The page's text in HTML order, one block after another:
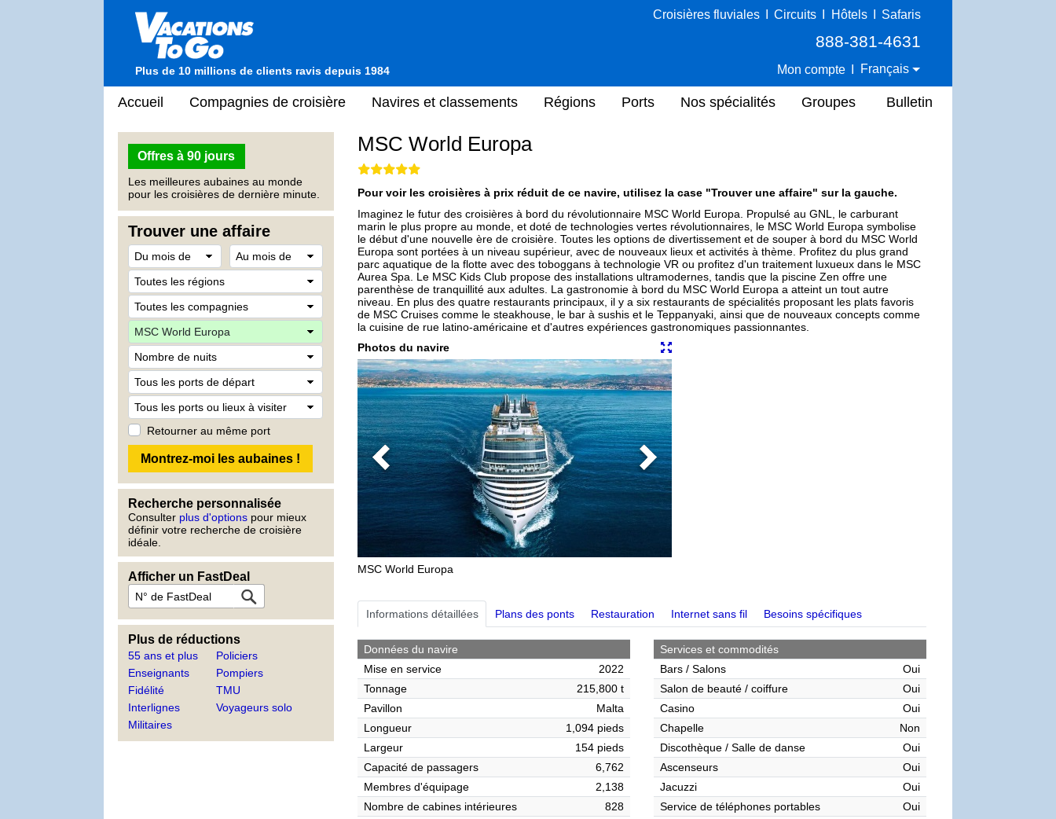
Plus de 10 millions de clients ravis depuis 1984
Croisières fluviales Circuits Hôtels Safaris
888-381-4631
Mon compte Français
Accueil Compagnies de croisière Navires et classements Régions Ports Nos spécialités Groupes Bulletin
Offres à 90 jours
Les meilleures aubaines au monde
pour les croisières de dernière minute.
Trouver une affaire
Retourner au même port
Recherche personnalisée
Consulter plus d'options pour mieux
définir votre recherche de croisière
idéale.
Afficher un FastDeal
Plus de réductions
55 ans et plus
Enseignants
Fidélité
Interlignes
Militaires
Policiers
Pompiers
TMU
Voyageurs solo
MSC World Europa
Pour voir les croisières à prix réduit de ce navire, utilisez la case "Trouver une affaire" sur la gauche.
Imaginez le futur des croisières à bord du révolutionnaire MSC World Europa. Propulsé au GNL, le carburant
marin le plus propre au monde, et doté de technologies vertes révolutionnaires, le MSC World Europa symbolise
le début d'une nouvelle ère de croisière. Toutes les options de divertissement et de souper à bord du MSC World
Europa sont portées à un niveau supérieur, avec de nouveaux lieux et activités à thème. Profitez du plus grand
parc aquatique de la flotte avec des toboggans à technologie VR ou profitez d'un traitement luxueux dans le MSC
Aurea Spa. Le MSC Kids Club propose des installations ultramodernes, tandis que la piscine Zen offre une
parenthèse de tranquillité aux adultes. La gastronomie à bord du MSC World Europa a atteint un tout autre
niveau. En plus des quatre restaurants principaux, il y a six restaurants de spécialités proposant les plats favoris
de MSC Cruises comme le steakhouse, le bar à sushis et le Teppanyaki, ainsi que de nouveaux concepts comme
la cuisine de rue latino-américaine et d'autres expériences gastronomiques passionnantes.
Photos du navire
Previous Next
MSC World Europa
Informations détaillées Plans des ponts Restauration Internet sans fil Besoins spécifiques
Données du navire
Mise en service
2022
Tonnage
215,800 t
Pavillon
Malta
Longueur
1,094 pieds
Largeur
154 pieds
Capacité de passagers
6,762
Membres d'équipage
2,138
Nombre de cabines intérieures
828
Services et commodités
Bars / Salons
Oui
Salon de beauté / coiffure
Oui
Casino
Oui
Chapelle
Non
Discothèque / Salle de danse
Oui
Ascenseurs
Oui
Jacuzzi
Oui
Service de téléphones portables
Oui